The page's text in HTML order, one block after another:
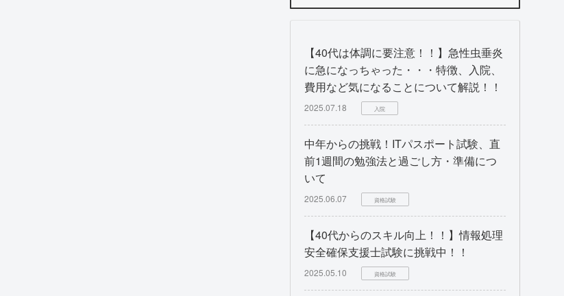
【40代は体調に要注意！！】急性虫垂炎
に急になっちゃった・・・特徴、入院、
費用など気になることについて解説！！
2025.07.18 入院
中年からの挑戦！ITパスポート試験、直
前1週間の勉強法と過ごし方・準備につ
いて
2025.06.07 資格試験
【40代からのスキル向上！！】情報処理
安全確保支援士試験に挑戦中！！
2025.05.10 資格試験